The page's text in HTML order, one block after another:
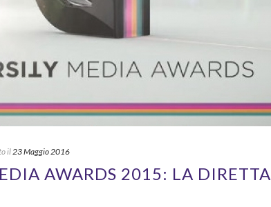
il23 Maggio 2016
AWARDS 2015: LA DIRETTA